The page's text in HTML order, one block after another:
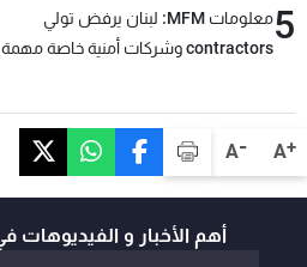
A+
A-
5
معلومات MFM: لبنان يرفض تولي
contractors وشركات أمنية خاصة مهمة
أهم الأخبار و الفيديوهات